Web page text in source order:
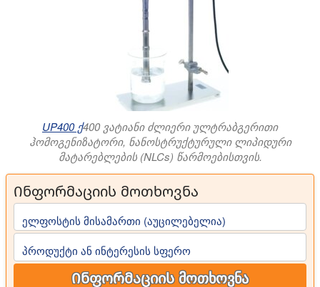
UP400 ქ400 ვატიანი ძლიერი ულტრაბგერითი
ჰომოგენიზატორი, ნანოსტრუქტურული ლიპიდური
მატარებლების (NLCs) წარმოებისთვის.
Ინფორმაციის მოთხოვნა
ელფოსტის მისამართი (აუცილებელია)
პროდუქტი ან ინტერესის სფერო
Ინფორმაციის მოთხოვნა